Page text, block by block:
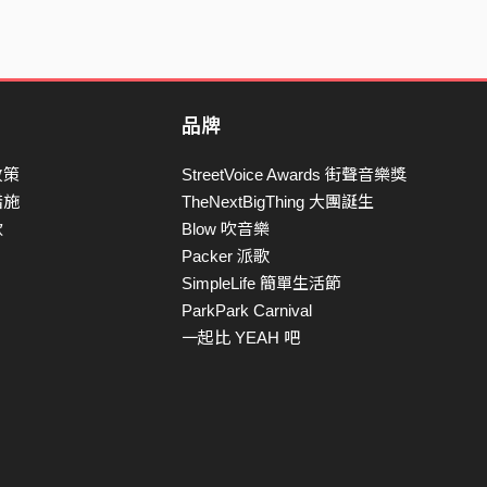
策
施
品牌
StreetVoice Awards 街聲音樂獎
TheNextBigThing 大團誕生
Blow 吹音樂
Packer 派歌
SimpleLife 簡單生活節
ParkPark Carnival
一起比 YEAH 吧